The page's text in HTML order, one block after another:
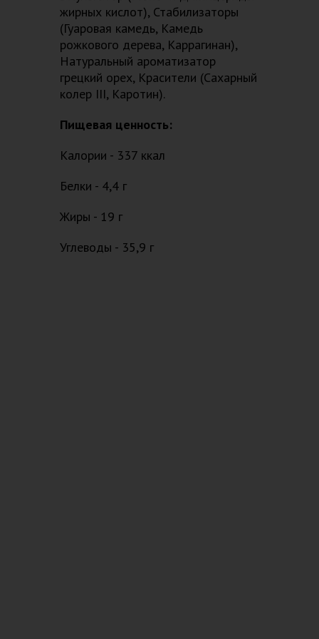
жирных кислот), Стабилизаторы
(Гуаровая камедь, Камедь
рожкового дерева, Каррагинан),
Натуральный ароматизатор
грецкий орех, Красители (Сахарный
колер III, Каротин).
Пищевая ценность:
Калории - 337 ккал
Белки - 4,4 г
Жиры - 19 г
Углеводы - 35,9 г